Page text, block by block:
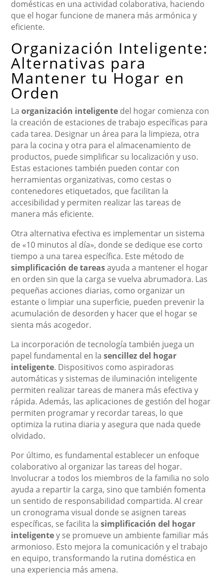
domésticas en una actividad colaborativa, haciendo
que el hogar funcione de manera más armónica y
eficiente.
Organización Inteligente:
Alternativas para
Mantener tu Hogar en
Orden
Laorganización inteligente del hogar comienza con
la creación de estaciones de trabajo específicas para
cada tarea. Designar un área para la limpieza, otra
para la cocina y otra para el almacenamiento de
productos, puede simplificar su localización y uso.
Estas estaciones también pueden contar con
herramientas organizativas, como cestas o
contenedores etiquetados, que facilitan la
accesibilidad y permiten realizar las tareas de
manera más eficiente.
Otra alternativa efectiva es implementar un sistema
de «10 minutos al día», donde se dedique ese corto
tiempo a una tarea específica. Este método de
simplificación de tareasayuda a mantener el hogar
en orden sin que la carga se vuelva abrumadora. Las
pequeñas acciones diarias, como organizar un
estante o limpiar una superficie, pueden prevenir la
acumulación de desorden y hacer que el hogar se
sienta más acogedor.
La incorporación de tecnología también juega un
papel fundamental en lasencillez del hogar
inteligente. Dispositivos como aspiradoras
automáticas y sistemas de iluminación inteligente
permiten realizar tareas de manera más efectiva y
rápida. Además, las aplicaciones de gestión del hogar
permiten programar y recordar tareas, lo que
optimiza la rutina diaria y asegura que nada quede
olvidado.
Por último, es fundamental establecer un enfoque
colaborativo al organizar las tareas del hogar.
Involucrar a todos los miembros de la familia no solo
ayuda a repartir la carga, sino que también fomenta
un sentido de responsabilidad compartida. Al crear
un cronograma visual donde se asignen tareas
específicas, se facilita lasimplificación del hogar
inteligentey se promueve un ambiente familiar más
armonioso. Esto mejora la comunicación y el trabajo
en equipo, transformando la rutina doméstica en
una experiencia más amena.